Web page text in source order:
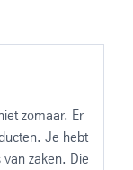
zomaar. Er
Je hebt
zaken. Die